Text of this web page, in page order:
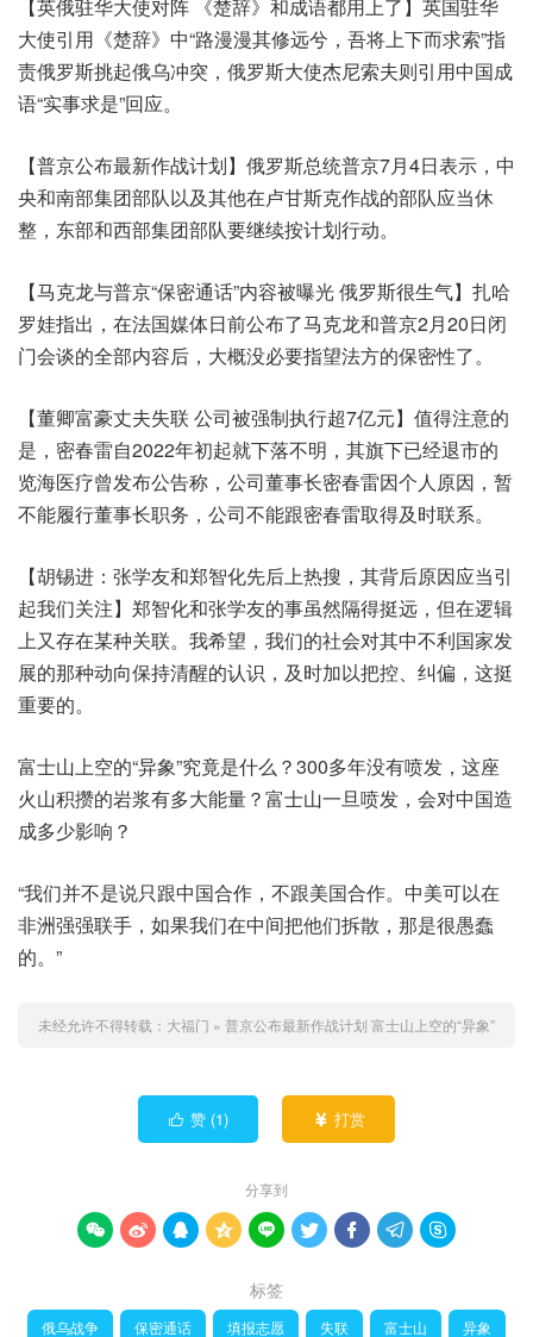
【英俄驻华大使对阵 《楚辞》和成语都用上了】英国驻华
大使引用《楚辞》中“路漫漫其修远兮，吾将上下而求索”指
责俄罗斯挑起俄乌冲突，俄罗斯大使杰尼索夫则引用中国成
语“实事求是”回应。
【普京公布最新作战计划】俄罗斯总统普京7月4日表示，中
央和南部集团部队以及其他在卢甘斯克作战的部队应当休
整，东部和西部集团部队要继续按计划行动。
【马克龙与普京“保密通话”内容被曝光 俄罗斯很生气】扎哈
罗娃指出，在法国媒体日前公布了马克龙和普京2月20日闭
门会谈的全部内容后，大概没必要指望法方的保密性了。
【董卿富豪丈夫失联 公司被强制执行超7亿元】值得注意的
是，密春雷自2022年初起就下落不明，其旗下已经退市的
览海医疗曾发布公告称，公司董事长密春雷因个人原因，暂
不能履行董事长职务，公司不能跟密春雷取得及时联系。
【胡锡进：张学友和郑智化先后上热搜，其背后原因应当引
起我们关注】郑智化和张学友的事虽然隔得挺远，但在逻辑
上又存在某种关联。我希望，我们的社会对其中不利国家发
展的那种动向保持清醒的认识，及时加以把控、纠偏，这挺
重要的。
富士山上空的“异象”究竟是什么？300多年没有喷发，这座
火山积攒的岩浆有多大能量？富士山一旦喷发，会对中国造
成多少影响？
“我们并不是说只跟中国合作，不跟美国合作。中美可以在
非洲强强联手，如果我们在中间把他们拆散，那是很愚蠢
的。”
未经允许不得转载： 大福门 » 普京公布最新作战计划 富士山上空的“异象”
 赞 (1)  打赏
分享到
        
标签
俄乌战争 保密通话 填报志愿 失联 富士山 异象